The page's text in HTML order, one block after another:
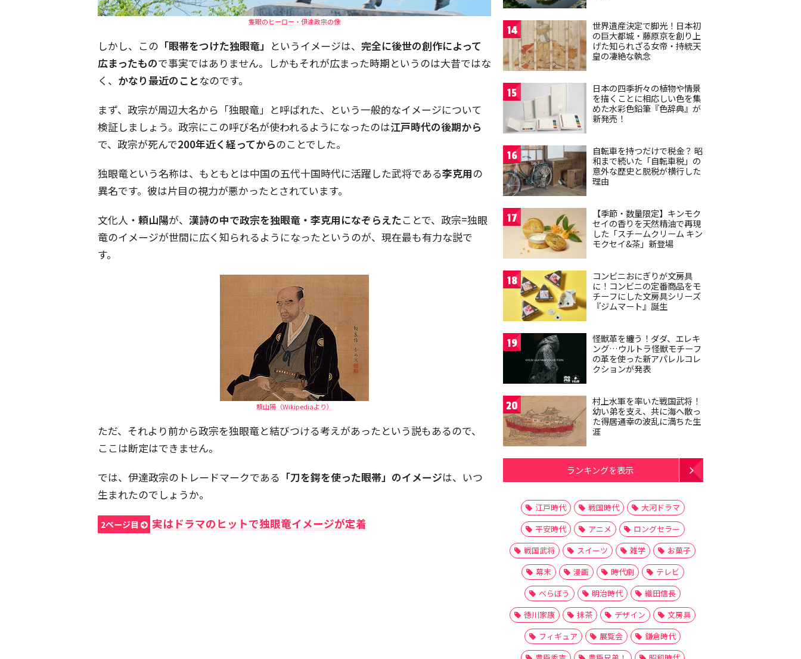
隻眼のヒーロー・伊達政宗の像
しかし、この 「眼帯をつけた独眼竜」 というイメージは、 完全に後世の創作によって
広まったもので事実ではありません。しかもそれが広まった時期というのは大昔ではな
く、 かなり最近のことなのです。
まず、政宗が周辺大名から「独眼竜」と呼ばれた、という一般的なイメージについて
検証しましょう。政宗にこの呼び名が使われるようになったのは江戸時代の後期から
で、政宗が死んで200年近く経ってからのことでした。
独眼竜という名称は、もともとは中国の五代十国時代に活躍した武将である李克用の
異名です。彼は片目の視力が悪かったとされています。
文化人・ 頼山陽が、 漢詩の中で政宗を独眼竜・李克用になぞらえたことで、政宗=独眼
竜のイメージが世間に広く知られるようになったというのが、現在最も有力な説で
す。
頼山陽（Wikipediaより）
ただ、それより前から政宗を独眼竜と結びつける考えがあったという説もあるので、
ここは断定はできません。
では、伊達政宗のトレードマークである 「刀を鍔を使った眼帯」のイメージは、いつ
生まれたのでしょうか。
2ページ目 実はドラマのヒットで独眼竜イメージが定着
14
世界遺産決定で脚光！日本初
の巨大都城・藤原京を創り上
げた知られざる女帝・持統天
皇の凄絶な執念
15
日本の四季折々の植物や情景
を描くことに相応しい色を集
めた水彩色鉛筆『色辞典』が
新発売！
16
自転車を持つだけで税金？ 昭
和まで続いた「自転車税」の
意外な歴史と脱税が横行した
理由
17
【季節・数量限定】キンモク
セイの香りを天然精油で再現
した「スチームクリーム キン
モクセイ&茶」新登場
18
コンビニおにぎりが文房具
に！コンビニの定番商品をモ
チーフにした文房具シリーズ
『ジムマート』誕生
19
怪獣革を纏う！ダダ、エレキ
ング…ウルトラ怪獣モチーフ
の革を使った新アパレルコレ
クションが発表
20
村上水軍を率いた戦国武将！
幼い弟を支え、共に海へ散っ
た得居通幸の波乱に満ちた生
涯
ランキングを表示
江戸時代 戦国時代
大河ドラマ
平安時代
アニメ
ロングセラー
戦国武将
スイーツ 雑学
お菓子
幕末
漫画 時代劇
テレビ
べらぼう
明治時代
織田信長
徳川家康
抹茶 デザイン
文房具
フィギュア
展覧会
鎌倉時代